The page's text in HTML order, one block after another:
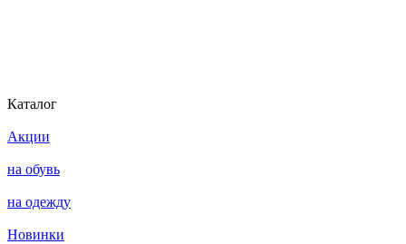
Каталог
Акции
на обувь
на одежду
Новинки